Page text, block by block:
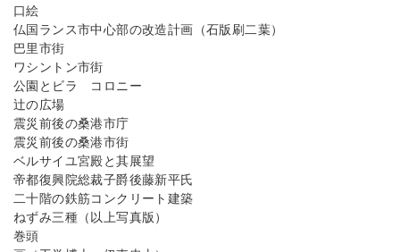
口絵
仏国ランス市中心部の改造計画（石版刷二葉）
巴里市街
ワシントン市街
公園とビラ コロニー
辻の広場
震災前後の桑港市庁
震災前後の桑港市街
ベルサイユ宮殿と其展望
帝都復興院総裁子爵後藤新平氏
二十階の鉄筋コンクリート建築
ねずみ三種（以上写真版）
巻頭